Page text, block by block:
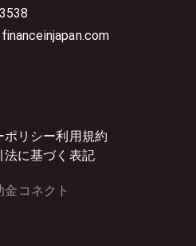
ポリシー利用規約
法に基づく表記
コネクト